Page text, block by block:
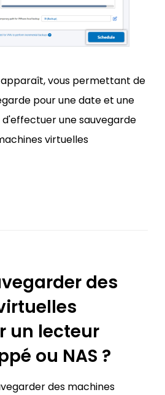
apparaît, vous permettant de
pour une date et une
une sauvegarde
virtuelles
des
un lecteur
ou NAS ?
des machines